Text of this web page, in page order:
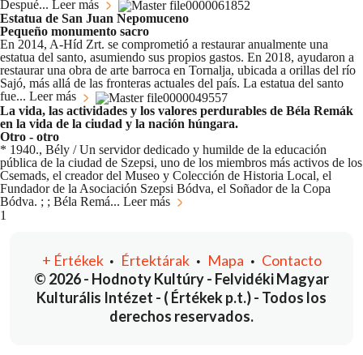
Despué... Leer más
Estatua de San Juan Nepomuceno
Pequeño monumento sacro
En 2014, A-Híd Zrt. se comprometió a restaurar anualmente una
estatua del santo, asumiendo sus propios gastos. En 2018, ayudaron a
restaurar una obra de arte barroca en Tornalja, ubicada a orillas del río
Sajó, más allá de las fronteras actuales del país. La estatua del santo
fue... Leer más
La vida, las actividades y los valores perdurables de Béla Remák
en la vida de la ciudad y la nación húngara.
Otro - otro
* 1940., Bély / Un servidor dedicado y humilde de la educación
pública de la ciudad de Szepsi, uno de los miembros más activos de los
Csemads, el creador del Museo y Colección de Historia Local, el
Fundador de la Asociación Szepsi Bódva, el Soñador de la Copa
Bódva. ; ; Béla Remá... Leer más
You're currently reading page
1
© 2026 - Hodnoty Kultúry - Felvidéki Magyar
Kulturális Intézet - ( Értékek p.t.) - Todos los
derechos reservados.
+ Értékek • Értektárak• Mapa • Contacto